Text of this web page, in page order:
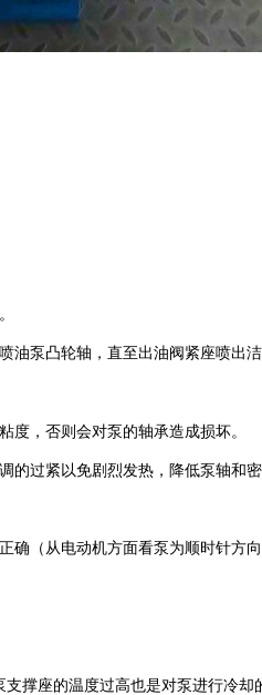
泵凸轮轴，直至出油阀紧座喷出洁
度，否则会对泵的轴承造成损坏。
过紧以免剧烈发热，降低泵轴和密
（从电动机方面看泵为顺时针方
撑座的温度过高也是对泵进行冷